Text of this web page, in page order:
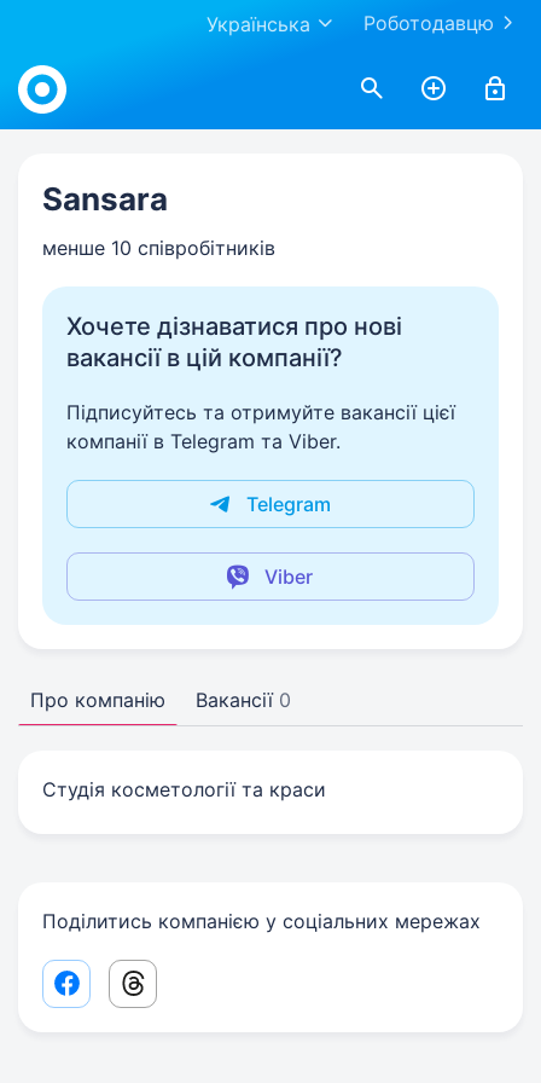
Роботодавцю
Українська
Work.ua
Sansara
менше 10 співробітників
Хочете дізнаватися про нові
вакансії в цій компанії?
Підписуйтесь та отримуйте вакансії цієї
компанії в Telegram та Viber.
Telegram
Viber
Про компанію Вакансії 0
Студія косметології та краси
Поділитись компанією у соціальних мережах
Facebook share link
Threads share link